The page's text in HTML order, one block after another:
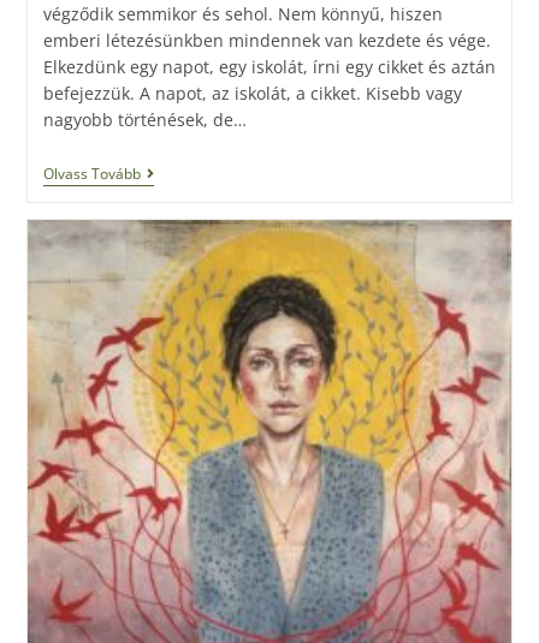
végződik semmikor és sehol. Nem könnyű, hiszen
emberi létezésünkben mindennek van kezdete és vége.
Elkezdünk egy napot, egy iskolát, írni egy cikket és aztán
befejezzük. A napot, az iskolát, a cikket. Kisebb vagy
nagyobb történések, de…
Olvass Tovább